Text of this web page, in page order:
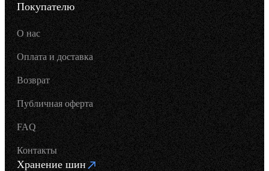
Покупателю
О нас
Оплата и доставка
Возврат
Публичная оферта
FAQ
Контакты
Хранение шин